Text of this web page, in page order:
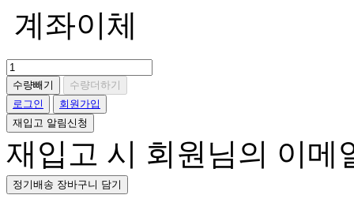
계좌이체
수량빼기
수량더하기
로그인
회원가입
재입고 알림신청
재입고 시 회원님의 이메
정기배송 장바구니 담기